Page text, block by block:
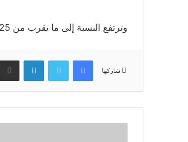
وترتفع النسبة إلى ما يقرب من 25% بين 65 و74 عاماً، و50% بين الذين يفوقون 75 عاماً.
شاركها
فيسبوك تويتر لينكدإن